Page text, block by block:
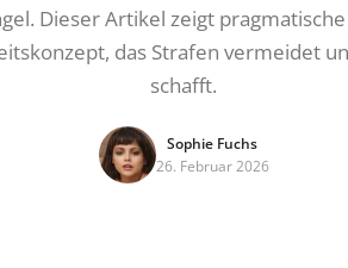
Dieser Artikel zeigt
das Strafen vermeidet
schafft.
Sophie Fuchs
26. Februar 2026